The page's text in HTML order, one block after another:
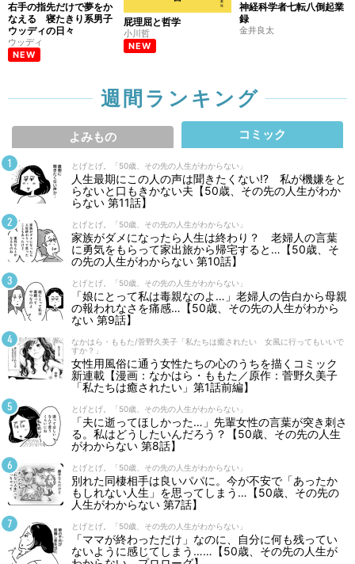
右手の指先だけで夢をか
なえる 寝たきり系男子
ウッディの日々
ウッディ
NEW
屁理屈と哲学
小川哲
NEW
神経科学者七転八倒起業
録
金井良太
週間ランキング
よみもの コミック
とげとげ。「50歳、その先の人生がわからない」
人生最期にこの人の声は聞きたくない⁉ 私が機嫌をと
らないと口もきかない夫【50歳、その先の人生がわか
らない 第11話】
とげとげ。「50歳、その先の人生がわからない」
家族がダメになったら人生は終わり？ 老婦人の言葉
に勇気をもらって家出旅から帰宅すると…【50歳、そ
の先の人生がわからない 第10話】
とげとげ。「50歳、その先の人生がわからない」
「娘にとって私は毒親なのよ…」老婦人の告白から母親
の報われなさを痛感…【50歳、その先の人生がわから
ない 第9話】
なかはら・ももた/菅野久美子「私たちは癒されたい 女風に行ってもいいで
すか？」
女性用風俗に通う女性たちの心のうちを描くコミック
新連載【漫画：なかはら・ももた／原作：菅野久美子
「私たちは癒されたい」第1話前編】
とげとげ。「50歳、その先の人生がわからない」
「夫に逝ってほしかった…」先輩女性の言葉が突き刺さ
る。私はどうしたいんだろう？【50歳、その先の人生
がわからない 第8話】
とげとげ。「50歳、その先の人生がわからない」
別れた同棲相手は良いパパに。今が不安で「あったか
もしれない人生」を思ってしまう…【50歳、その先の
人生がわからない 第7話】
とげとげ。「50歳、その先の人生がわからない」
「ママが終わっただけ」なのに、自分に何も残ってい
ないように感じてしまう……【50歳、その先の人生が